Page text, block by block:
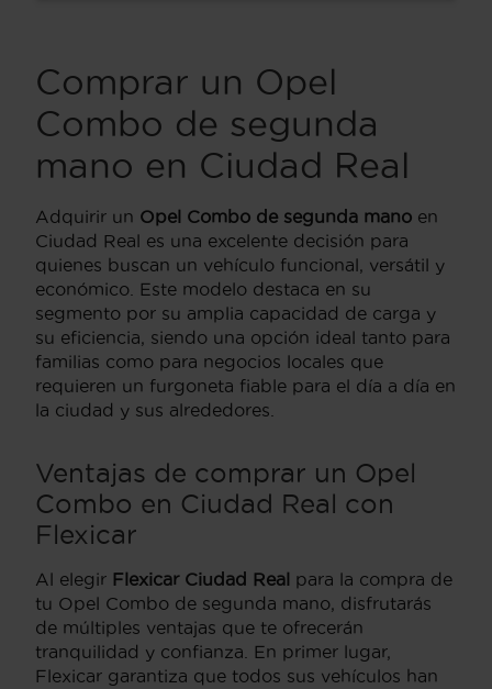
Comprar un Opel
Combo de segunda
mano en Ciudad Real
Adquirir un Opel Combo de segunda mano en
Ciudad Real es una excelente decisión para
quienes buscan un vehículo funcional, versátil y
económico. Este modelo destaca en su
segmento por su amplia capacidad de carga y
su eficiencia, siendo una opción ideal tanto para
familias como para negocios locales que
requieren un furgoneta fiable para el día a día en
la ciudad y sus alrededores.
Ventajas de comprar un Opel
Combo en Ciudad Real con
Flexicar
Al elegir Flexicar Ciudad Real para la compra de
tu Opel Combo de segunda mano, disfrutarás
de múltiples ventajas que te ofrecerán
tranquilidad y confianza. En primer lugar,
Flexicar garantiza que todos sus vehículos han